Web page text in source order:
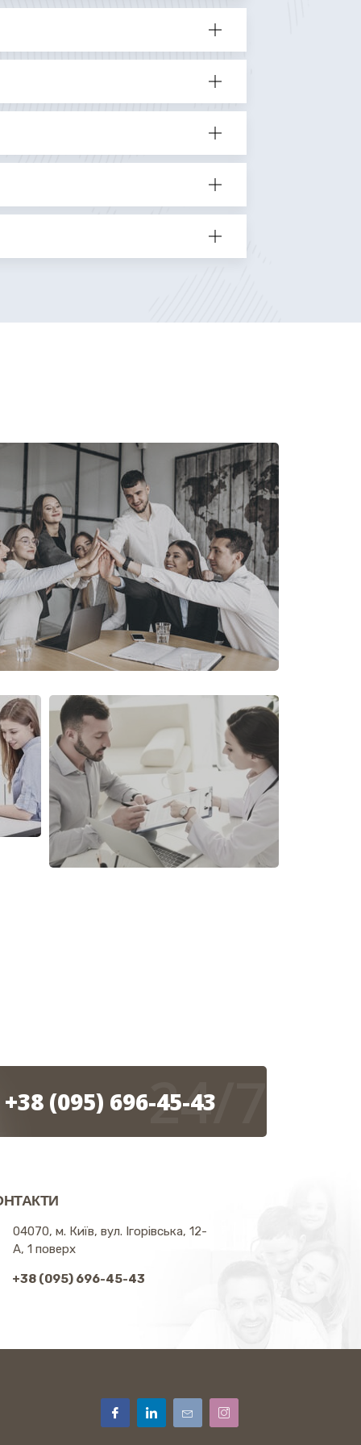
+38 (095) 696-45-43
24/7
04070, м. Київ, вул. Ігорівська, 12-
А, 1 поверх
+38 (095) 696-45-43